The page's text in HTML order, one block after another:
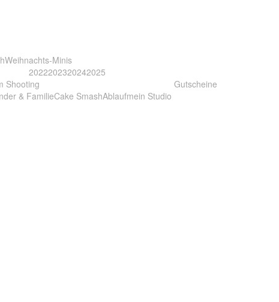
Weihnachts-Minis
2022202320242025
Shooting
& FamilieCake SmashAblaufmein Studio
Gutscheine